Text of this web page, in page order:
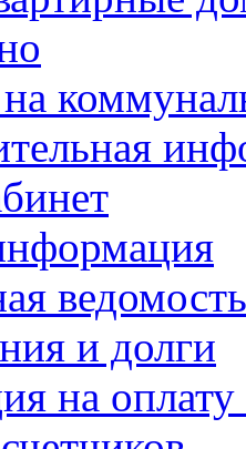
ведомость
и долги
на